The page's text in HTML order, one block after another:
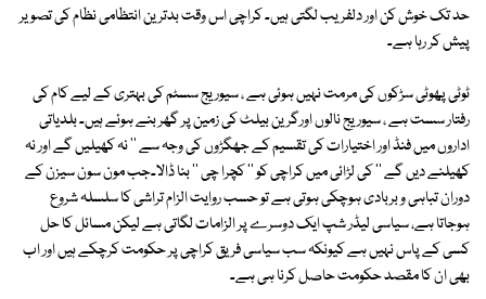
حد تک خوش کن اور دلفریب لگتی ہیں۔ کراچی اس وقت بدترین انتظامی نظام کی تصویر
پیش کر رہا ہے۔
ٹوٹی پھوٹی سڑکوں کی مرمت نہیں ہوئی ہے ، سیوریج سسٹم کی بہتری کے لیے کام کی
رفتار سست ہے ، سیوریج نالوں اورگرین بیلٹ کی زمین پر گھر بنے ہوئے ہیں۔ بلدیاتی
اداروں میں فنڈ اور اختیارات کی تقسیم کے جھگڑوں کی وجہ سے '' نہ کھیلیں گے اور نہ
کھیلنے دیں گے '' کی لڑائی میں کراچی کو '' کچرا چی '' بنا ڈالا۔جب مون سون سیزن کے
دوران تباہی و بربادی ہوچکی ہوتی ہے تو حسب روایت الزام تراشی کا سلسلہ شروع
ہوجاتا ہے، سیاسی لیڈر شپ ایک دوسرے پر الزامات لگاتی ہے لیکن مسائل کا حل
کسی کے پاس نہیں ہے کیونکہ سب سیاسی فریق کراچی پر حکومت کرچکے ہیں اور اب
بھی ان کا مقصد حکومت حاصل کرنا ہی ہے۔